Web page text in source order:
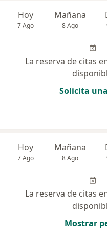
Hoy
7 Ago
Mañana
8 Ago
La reserva de citas
Solicita
Hoy
7 Ago
Mañana
8 Ago
La reserva de citas
Mostrar